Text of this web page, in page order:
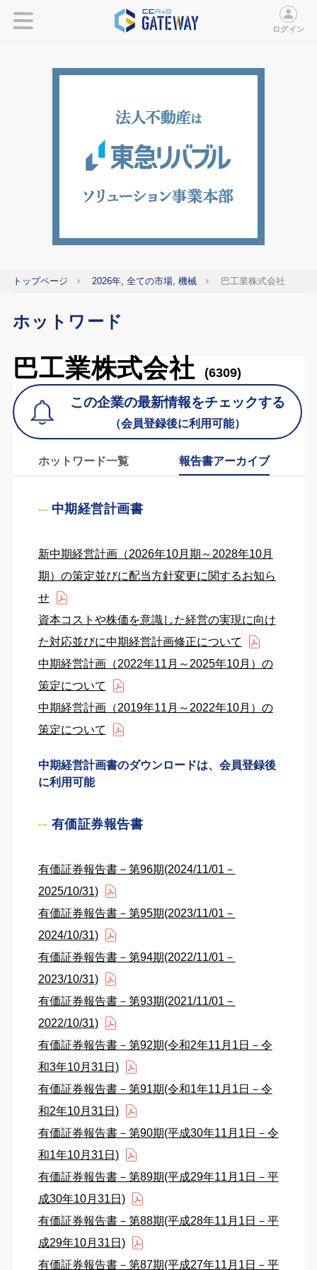
ログイン
トップページ 2026年, 全ての市場, 機械 巴工業株式会社
ホットワード
巴工業株式会社 (6309)
この企業の最新情報をチェックする
（会員登録後に利用可能）
ホットワード一覧 報告書アーカイブ
中期経営計画書
新中期経営計画（2026年10月期～2028年10月
期）の策定並びに配当方針変更に関するお知ら
せ
資本コストや株価を意識した経営の実現に向け
た対応並びに中期経営計画修正について
中期経営計画（2022年11月～2025年10月）の
策定について
中期経営計画（2019年11月～2022年10月）の
策定について
中期経営計画書のダウンロードは、会員登録後
に利用可能
有価証券報告書
有価証券報告書－第96期(2024/11/01－
2025/10/31)
有価証券報告書－第95期(2023/11/01－
2024/10/31)
有価証券報告書－第94期(2022/11/01－
2023/10/31)
有価証券報告書－第93期(2021/11/01－
2022/10/31)
有価証券報告書－第92期(令和2年11月1日－令
和3年10月31日)
有価証券報告書－第91期(令和1年11月1日－令
和2年10月31日)
有価証券報告書－第90期(平成30年11月1日－令
和1年10月31日)
有価証券報告書－第89期(平成29年11月1日－平
成30年10月31日)
有価証券報告書－第88期(平成28年11月1日－平
成29年10月31日)
有価証券報告書－第87期(平成27年11月1日－平